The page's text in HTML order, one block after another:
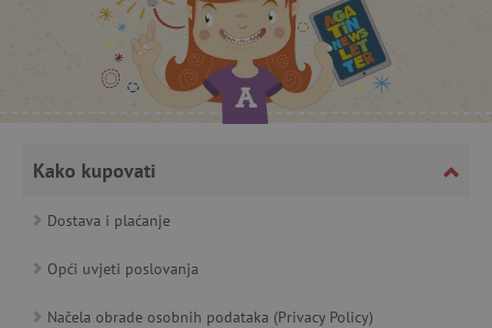
Kako kupovati
Dostava i plaćanje
Opći uvjeti poslovanja
Načela obrade osobnih podataka (Privacy Policy)
_lb_ccc .agatinsvijet.hr